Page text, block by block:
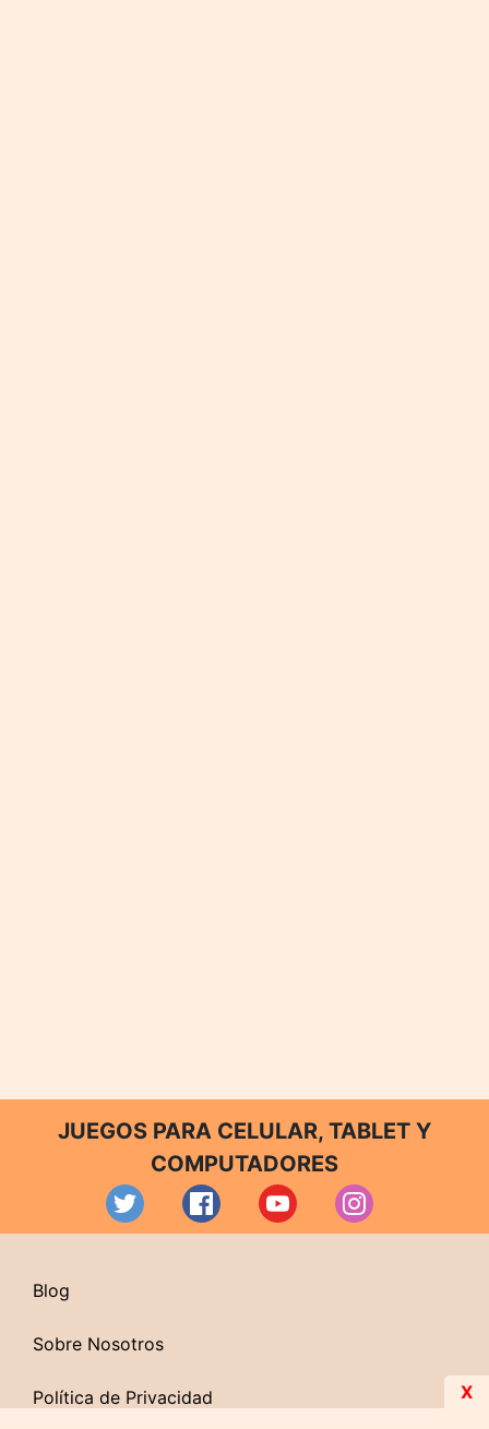
JUEGOS PARA CELULAR, TABLET Y
COMPUTADORES
Blog
Sobre Nosotros
Política de Privacidad X